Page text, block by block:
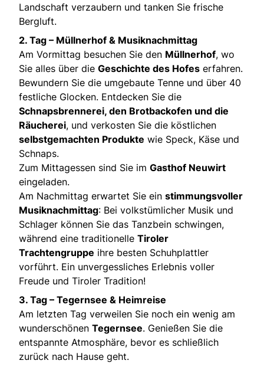
Landschaft verzaubern und tanken Sie frische
Bergluft.
2. Tag – Müllnerhof & Musiknachmittag
Am Vormittag besuchen Sie den Müllnerhof, wo
Sie alles über die Geschichte des Hofes erfahren.
Bewundern Sie die umgebaute Tenne und über 40
festliche Glocken. Entdecken Sie die
Schnapsbrennerei, den Brotbackofen und die
Räucherei, und verkosten Sie die köstlichen
selbstgemachten Produkte wie Speck, Käse und
Schnaps.
Zum Mittagessen sind Sie im Gasthof Neuwirt
eingeladen.
Am Nachmittag erwartet Sie ein stimmungsvoller
Musiknachmittag: Bei volkstümlicher Musik und
Schlager können Sie das Tanzbein schwingen,
während eine traditionelle Tiroler
Trachtengruppe ihre besten Schuhplattler
vorführt. Ein unvergessliches Erlebnis voller
Freude und Tiroler Tradition!
3. Tag – Tegernsee & Heimreise
Am letzten Tag verweilen Sie noch ein wenig am
wunderschönen Tegernsee. Genießen Sie die
entspannte Atmosphäre, bevor es schließlich
zurück nach Hause geht.